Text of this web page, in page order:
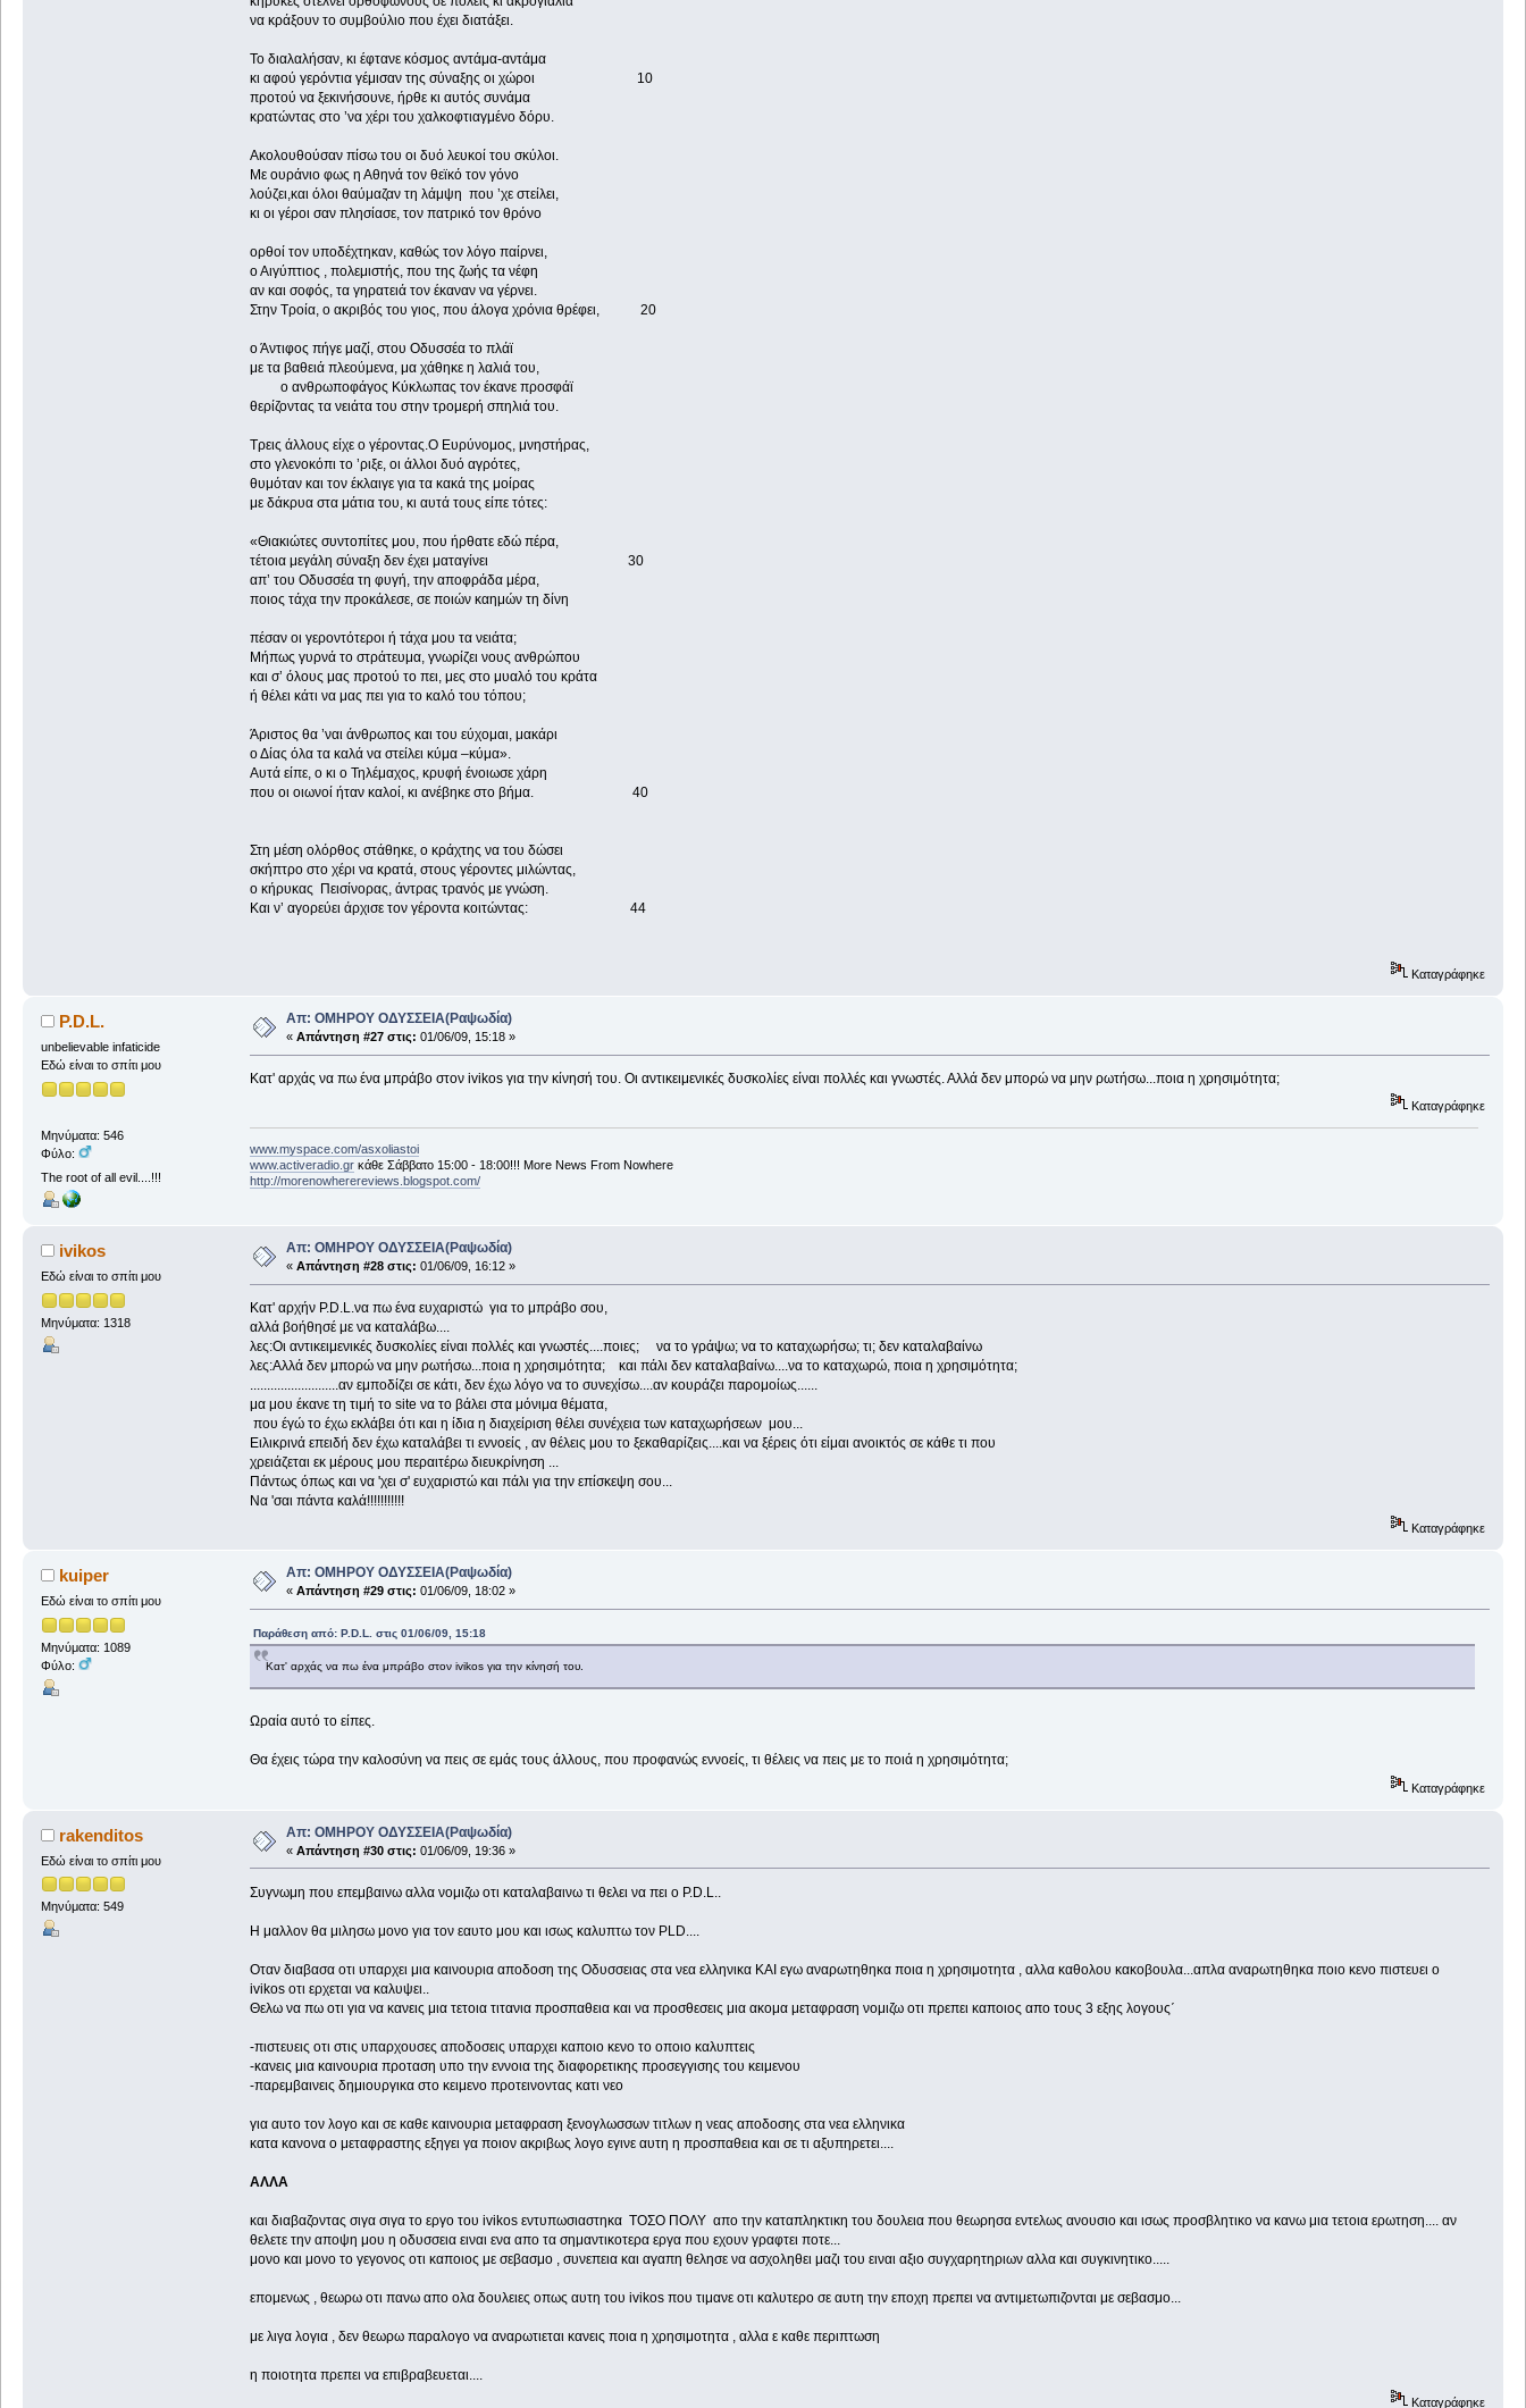
να κράξουν το συμβούλιο που έχει διατάξει.
Το διαλαλήσαν, κι έφτανε κόσμος αντάμα-αντάμα
κι αφού γερόντια γέμισαν της σύναξης οι χώροι 10
προτού να ξεκινήσουνε, ήρθε κι αυτός συνάμα
κρατώντας στο ’να χέρι του χαλκοφτιαγμένο δόρυ.
Ακολουθούσαν πίσω του οι δυό λευκοί του σκύλοι.
Με ουράνιο φως η Αθηνά τον θεϊκό τον γόνο
λούζει,και όλοι θαύμαζαν τη λάμψη που ’χε στείλει,
κι οι γέροι σαν πλησίασε, τον πατρικό τον θρόνο
ορθοί τον υποδέχτηκαν, καθώς τον λόγο παίρνει,
ο Αιγύπτιος , πολεμιστής, που της ζωής τα νέφη
αν και σοφός, τα γηρατειά τον έκαναν να γέρνει.
Στην Τροία, ο ακριβός του γιος, που άλογα χρόνια θρέφει, 20
ο Άντιφος πήγε μαζί, στου Οδυσσέα το πλάϊ
με τα βαθειά πλεούμενα, μα χάθηκε η λαλιά του,
ο ανθρωποφάγος Κύκλωπας τον έκανε προσφάϊ
θερίζοντας τα νειάτα του στην τρομερή σπηλιά του.
Τρεις άλλους είχε ο γέροντας.Ο Ευρύνομος, μνηστήρας,
στο γλενοκόπι το ’ριξε, οι άλλοι δυό αγρότες,
θυμόταν και τον έκλαιγε για τα κακά της μοίρας
με δάκρυα στα μάτια του, κι αυτά τους είπε τότες:
«Θιακιώτες συντοπίτες μου, που ήρθατε εδώ πέρα,
τέτοια μεγάλη σύναξη δεν έχει ματαγίνει 30
απ’ του Οδυσσέα τη φυγή, την αποφράδα μέρα,
ποιος τάχα την προκάλεσε, σε ποιών καημών τη δίνη
πέσαν οι γεροντότεροι ή τάχα μου τα νειάτα;
Μήπως γυρνά το στράτευμα, γνωρίζει νους ανθρώπου
και σ’ όλους μας προτού το πει, μες στο μυαλό του κράτα
ή θέλει κάτι να μας πει για το καλό του τόπου;
Άριστος θα ’ναι άνθρωπος και του εύχομαι, μακάρι
ο Δίας όλα τα καλά να στείλει κύμα –κύμα».
Αυτά είπε, ο κι ο Τηλέμαχος, κρυφή ένοιωσε χάρη
που οι οιωνοί ήταν καλοί, κι ανέβηκε στο βήμα. 40
Στη μέση ολόρθος στάθηκε, ο κράχτης να του δώσει
σκήπτρο στο χέρι να κρατά, στους γέροντες μιλώντας,
ο κήρυκας Πεισίνορας, άντρας τρανός με γνώση.
Και ν’ αγορεύει άρχισε τον γέροντα κοιτώντας: 44
Καταγράφηκε
P.D.L.
unbelievable infaticide
Εδώ είναι το σπίτι μου
Μηνύματα: 546
Φύλο:
The root of all evil....!!!
Απ: ΟΜΗΡΟΥ ΟΔΥΣΣΕΙΑ(Ραψωδία)
« Απάντηση #27 στις: 01/06/09, 15:18 »
Κατ' αρχάς να πω ένα μπράβο στον ivikos για την κίνησή του. Οι αντικειμενικές δυσκολίες είναι πολλές και γνωστές. Αλλά δεν μπορώ να μην ρωτήσω...ποια η χρησιμότητα;
Καταγράφηκε
www.myspace.com/asxoliastoi
www.activeradio.grκάθε Σάββατο 15:00 - 18:00!!! More News From Nowhere
http://morenowherereviews.blogspot.com/
ivikos
Εδώ είναι το σπίτι μου
Μηνύματα: 1318
Απ: ΟΜΗΡΟΥ ΟΔΥΣΣΕΙΑ(Ραψωδία)
« Απάντηση #28 στις: 01/06/09, 16:12 »
Κατ' αρχήν P.D.L.να πω ένα ευχαριστώ για το μπράβο σου,
αλλά βοήθησέ με να καταλάβω....
λες:Οι αντικειμενικές δυσκολίες είναι πολλές και γνωστές....ποιες; να το γράψω; να το καταχωρήσω; τι; δεν καταλαβαίνω
λες:Αλλά δεν μπορώ να μην ρωτήσω...ποια η χρησιμότητα; και πάλι δεν καταλαβαίνω....να το καταχωρώ, ποια η χρησιμότητα;
..........................αν εμποδίζει σε κάτι, δεν έχω λόγο να το συνεχίσω....αν κουράζει παρομοίως......
μα μου έκανε τη τιμή το site να το βάλει στα μόνιμα θέματα,
που έγώ το έχω εκλάβει ότι και η ίδια η διαχείριση θέλει συνέχεια των καταχωρήσεων μου...
Ειλικρινά επειδή δεν έχω καταλάβει τι εννοείς , αν θέλεις μου το ξεκαθαρίζεις....και να ξέρεις ότι είμαι ανοικτός σε κάθε τι που
χρειάζεται εκ μέρους μου περαιτέρω διευκρίνηση ...
Πάντως όπως και να 'χει σ' ευχαριστώ και πάλι για την επίσκεψη σου...
Να 'σαι πάντα καλά!!!!!!!!!!!
Καταγράφηκε
kuiper
Εδώ είναι το σπίτι μου
Μηνύματα: 1089
Φύλο:
Απ: ΟΜΗΡΟΥ ΟΔΥΣΣΕΙΑ(Ραψωδία)
« Απάντηση #29 στις: 01/06/09, 18:02 »
Παράθεση από: P.D.L. στις 01/06/09, 15:18
Κατ' αρχάς να πω ένα μπράβο στον ivikos για την κίνησή του.
Ωραία αυτό το είπες.
Θα έχεις τώρα την καλοσύνη να πεις σε εμάς τους άλλους, που προφανώς εννοείς, τι θέλεις να πεις με το ποιά η χρησιμότητα;
Καταγράφηκε
rakenditos
Εδώ είναι το σπίτι μου
Μηνύματα: 549
Απ: ΟΜΗΡΟΥ ΟΔΥΣΣΕΙΑ(Ραψωδία)
« Απάντηση #30 στις: 01/06/09, 19:36 »
Συγνωμη που επεμβαινω αλλα νομιζω οτι καταλαβαινω τι θελει να πει ο P.D.L..
Η μαλλον θα μιλησω μονο για τον εαυτο μου και ισως καλυπτω τον PLD....
Οταν διαβασα οτι υπαρχει μια καινουρια αποδοση της Οδυσσειας στα νεα ελληνικα ΚΑΙ εγω αναρωτηθηκα ποια η χρησιμοτητα , αλλα καθολου κακοβουλα...απλα αναρωτηθηκα ποιο κενο πιστευει ο
ivikos οτι ερχεται να καλυψει..
Θελω να πω οτι για να κανεις μια τετοια τιτανια προσπαθεια και να προσθεσεις μια ακομα μεταφραση νομιζω οτι πρεπει καποιος απο τους 3 εξης λογους΄
-πιστευεις οτι στις υπαρχουσες αποδοσεις υπαρχει καποιο κενο το οποιο καλυπτεις
-κανεις μια καινουρια προταση υπο την εννοια της διαφορετικης προσεγγισης του κειμενου
-παρεμβαινεις δημιουργικα στο κειμενο προτεινοντας κατι νεο
για αυτο τον λογο και σε καθε καινουρια μεταφραση ξενογλωσσων τιτλων η νεας αποδοσης στα νεα ελληνικα
κατα κανονα ο μεταφραστης εξηγει γα ποιον ακριβως λογο εγινε αυτη η προσπαθεια και σε τι αξυπηρετει....
ΑΛΛΑ
και διαβαζοντας σιγα σιγα το εργο του ivikos εντυπωσιαστηκα ΤΟΣΟ ΠΟΛΥ απο την καταπληκτικη του δουλεια που θεωρησα εντελως ανουσιο και ισως προσβλητικο να κανω μια τετοια ερωτηση.... αν
θελετε την αποψη μου η οδυσσεια ειναι ενα απο τα σημαντικοτερα εργα που εχουν γραφτει ποτε...
μονο και μονο το γεγονος οτι καποιος με σεβασμο , συνεπεια και αγαπη θελησε να ασχοληθει μαζι του ειναι αξιο συγχαρητηριων αλλα και συγκινητικο.....
επομενως , θεωρω οτι πανω απο ολα δουλειες οπως αυτη του ivikos που τιμανε οτι καλυτερο σε αυτη την εποχη πρεπει να αντιμετωπιζονται με σεβασμο...
με λιγα λογια , δεν θεωρω παραλογο να αναρωτιεται κανεις ποια η χρησιμοτητα , αλλα ε καθε περιπτωση
η ποιοτητα πρεπει να επιβραβευεται....
Καταγράφηκε